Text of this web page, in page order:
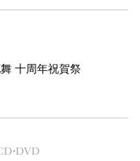
十周年祝賀祭
・DVD